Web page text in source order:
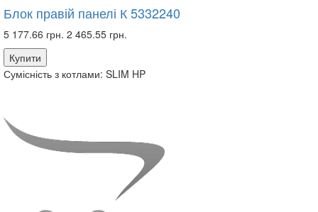
Блок правій панелі К 5332240
5 177.66 грн. 2 465.55 грн.
Купити
Сумісність з котлами: SLIM HP